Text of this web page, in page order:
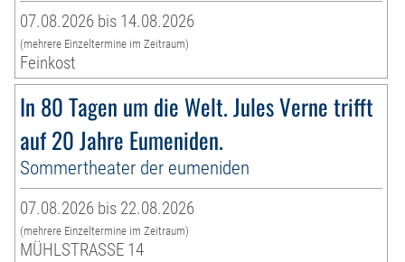
07.08.2026 bis 14.08.2026
(mehrere Einzeltermine im Zeitraum)
Feinkost
In 80 Tagen um die Welt. Jules Verne trifft
auf 20 Jahre Eumeniden.
Sommertheater der eumeniden
07.08.2026 bis 22.08.2026
(mehrere Einzeltermine im Zeitraum)
MÜHLSTRASSE 14